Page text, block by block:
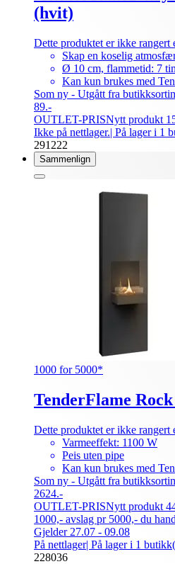
(hvit)
Dette produktet er ikke rangert
Skap en koselig
Ø 10 cm, flammetid: 7
Kan kun brukes med
Som ny - Utgått fra
89.-
OUTLET-PRISNytt produkt
Ikke på nettlager.| På lager i 1
291222
Sammenlign
1000 for 5000*
TenderFlame
Dette produktet er ikke rangert
Varmeeffekt: 1100 W
Peis uten pipe
Kan kun brukes med
Som ny - Utgått fra
2624.-
OUTLET-PRISNytt produkt
1000,- avslag pr 5000,- du
Gjelder 27.07 - 09.08
På nettlager| På lager i 1
228036